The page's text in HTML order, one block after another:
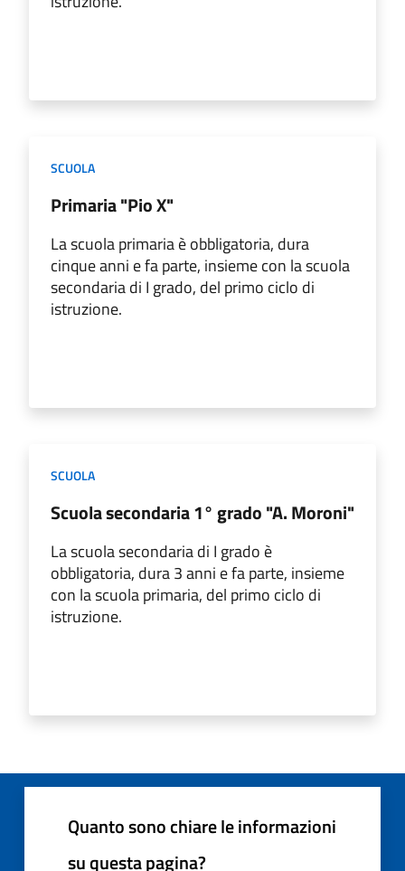
SCUOLA
Primaria "Pio X"
La scuola primaria è obbligatoria, dura
cinque anni e fa parte, insieme con la scuola
secondaria di I grado, del primo ciclo di
istruzione.
SCUOLA
Scuola secondaria 1° grado "A. Moroni"
La scuola secondaria di I grado è
obbligatoria, dura 3 anni e fa parte, insieme
con la scuola primaria, del primo ciclo di
istruzione.
Quanto sono chiare le informazioni
su questa pagina?